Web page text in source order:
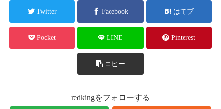
Twitter Facebook はてブ
Pocket LINE Pinterest
コピー
redkingをフォローする